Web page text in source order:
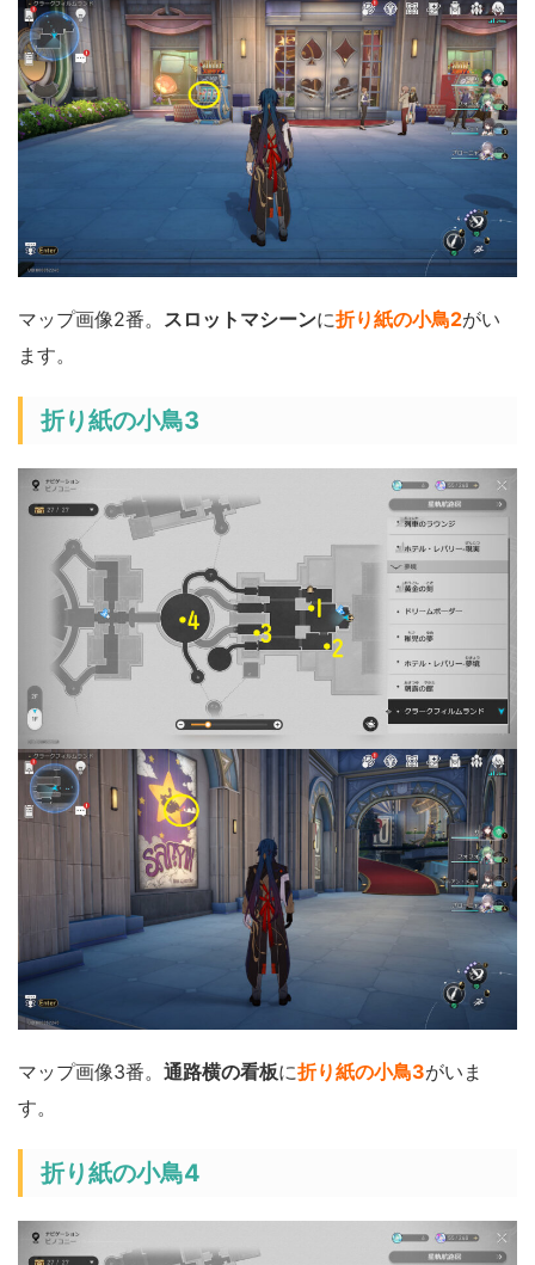
マップ画像2番。 スロットマシーンに折り紙の小鳥2がい
ます。
折り紙の小鳥3
マップ画像3番。 通路横の看板に折り紙の小鳥3がいま
す。
折り紙の小鳥4